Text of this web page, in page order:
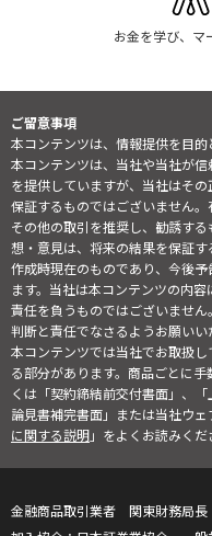
お金を学び、マ
ご留意事項
本コンテンツは、情報提供を目的
本コンテンツは、当社や当社が
を提供していますが、当社はそ
保証するものではございません。
その他の取引を推奨し、勧誘す
想・意見は、将来の結果を保証
作成時現在のものであり、今後
ます。当社は本コンテンツの内
責任を負うものではございませ
判断と責任でなさるようお願いい
本コンテンツでは当社でお取扱
る部分があります。商品ごとに
くは「契約締結前交付書面」、
論見書補完書面」または当社ウ
に関する説明」をよくお読みくだ
金融商品取引業者 関東財務局長